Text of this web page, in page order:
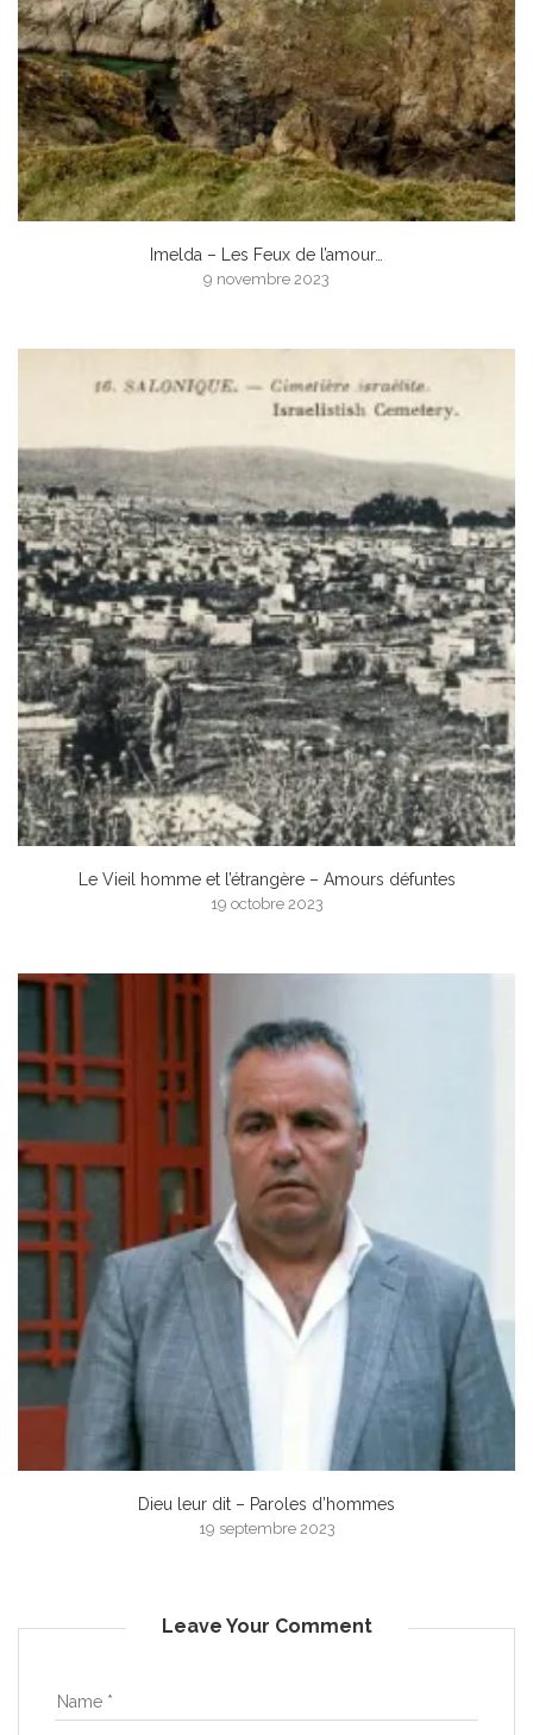
Imelda – Les Feux de l’amour…
9 novembre 2023
Le Vieil homme et l’étrangère – Amours défuntes
19 octobre 2023
Dieu leur dit – Paroles d’hommes
19 septembre 2023
Leave Your Comment